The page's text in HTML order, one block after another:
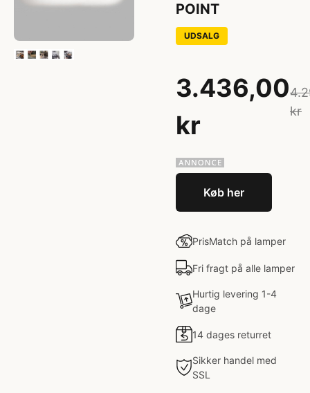
POINT
UDSALG
3.436,00
kr
kr
Køb her
PrisMatch på lamper
Fri fragt på alle lamper
Hurtig levering 1-4
dage
14 dages returret
Sikker handel med
SSL